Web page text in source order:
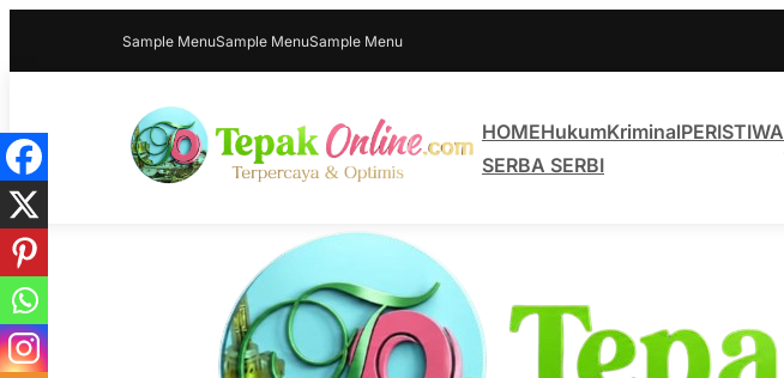
Sample MenuSample MenuSample Menu
HOMEHukumKriminalPERISTIWA
SERBA SERBI